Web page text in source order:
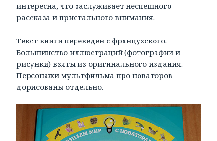
интересна, что заслуживает неспешного
рассказа и пристального внимания.
Текст книги переведен с французского.
Большинство иллюстраций (фотографии и
рисунки) взяты из оригинального издания.
Персонажи мультфильма про новаторов
дорисованы отдельно.